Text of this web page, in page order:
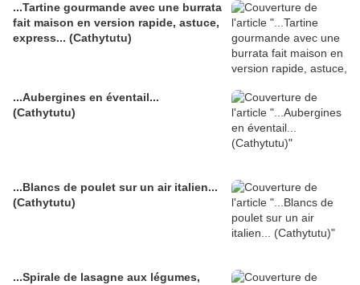
...Tartine gourmande avec une burrata
fait maison en version rapide, astuce,
express... (Cathytutu)
...Aubergines en éventail...
(Cathytutu)
...Blancs de poulet sur un air italien...
(Cathytutu)
...Spirale de lasagne aux légumes,